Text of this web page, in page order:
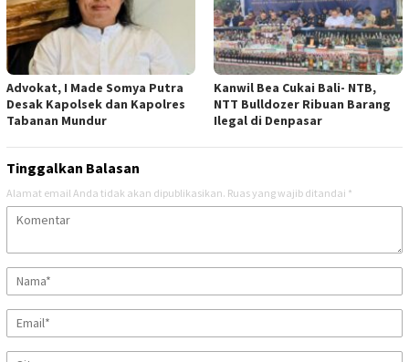
Advokat, I Made Somya Putra
Desak Kapolsek dan Kapolres
Tabanan Mundur
Kanwil Bea Cukai Bali- NTB,
NTT Bulldozer Ribuan Barang
Ilegal di Denpasar
Tinggalkan Balasan
Alamat email Anda tidak akan dipublikasikan. Ruas yang wajib ditandai *